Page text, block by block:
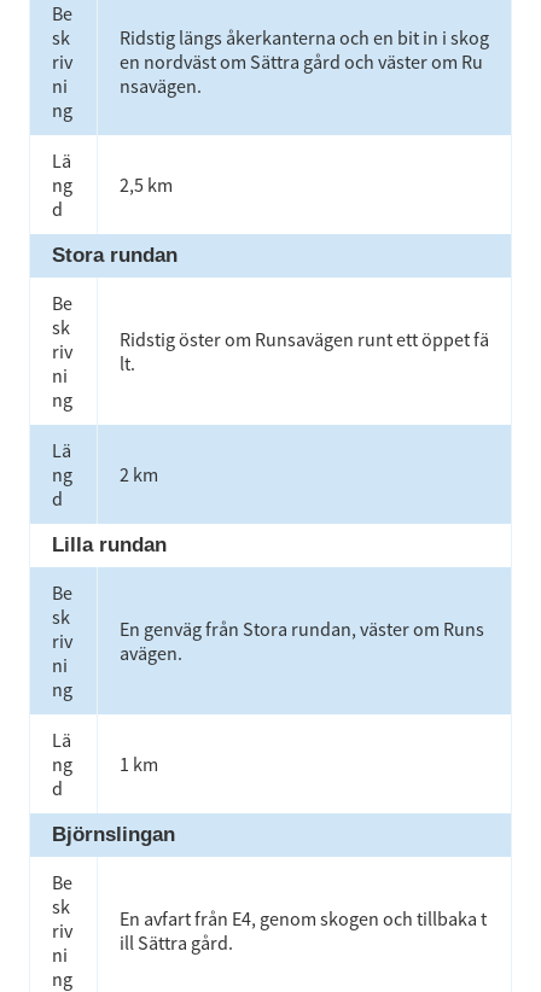
Be
sk
riv
ni
ng
Ridstig längs åkerkanterna och en bit in i skog
en nordväst om Sättra gård och väster om Ru
nsavägen.
Lä
ng
d
2,5 km
Stora rundan
Be
sk
riv
ni
ng
Ridstig öster om Runsavägen runt ett öppet fä
lt.
Lä
ng
d
2 km
Lilla rundan
Be
sk
riv
ni
ng
En genväg från Stora rundan, väster om Runs
avägen.
Lä
ng
d
1 km
Björnslingan
Be
sk
riv
ni
ng
En avfart från E4, genom skogen och tillbaka t
ill Sättra gård.